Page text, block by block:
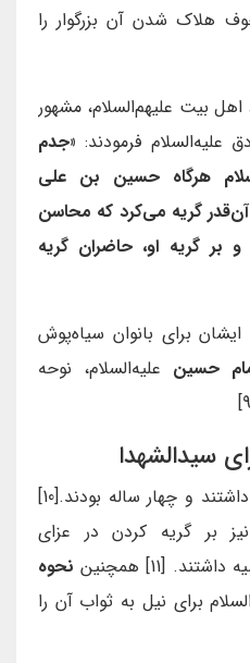
هلاک شدن آن بزرگوار را
اهل بیت علیهم‌السلام، مشهور
فرمودند: «جدم
هرگاه حسین بن علی
آن‌قدر گریه می‌کرد که محاسن
گریه او، حاضران گریه
برای بانوان سیاه‌پوش
حسین علیه‌السلام، نوحه
سیدالشهدا
ایشان در واقعه کربلا حضور داشتند و چهار ساله بودند.[10]
بر گریه کردن در عزای
[11] همچنین
نحوه
برای نیل به ثواب آن را